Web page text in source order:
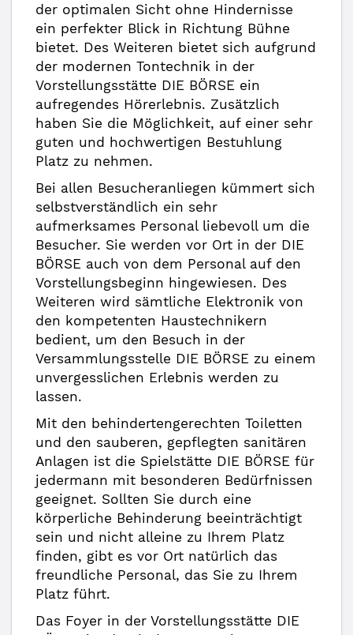
der optimalen Sicht ohne Hindernisse
ein perfekter Blick in Richtung Bühne
bietet. Des Weiteren bietet sich aufgrund
der modernen Tontechnik in der
Vorstellungsstätte DIE BÖRSE ein
aufregendes Hörerlebnis. Zusätzlich
haben Sie die Möglichkeit, auf einer sehr
guten und hochwertigen Bestuhlung
Platz zu nehmen.
Bei allen Besucheranliegen kümmert sich
selbstverständlich ein sehr
aufmerksames Personal liebevoll um die
Besucher. Sie werden vor Ort in der DIE
BÖRSE auch von dem Personal auf den
Vorstellungsbeginn hingewiesen. Des
Weiteren wird sämtliche Elektronik von
den kompetenten Haustechnikern
bedient, um den Besuch in der
Versammlungsstelle DIE BÖRSE zu einem
unvergesslichen Erlebnis werden zu
lassen.
Mit den behindertengerechten Toiletten
und den sauberen, gepflegten sanitären
Anlagen ist die Spielstätte DIE BÖRSE für
jedermann mit besonderen Bedürfnissen
geeignet. Sollten Sie durch eine
körperliche Behinderung beeinträchtigt
sein und nicht alleine zu Ihrem Platz
finden, gibt es vor Ort natürlich das
freundliche Personal, das Sie zu Ihrem
Platz führt.
Das Foyer in der Vorstellungsstätte DIE